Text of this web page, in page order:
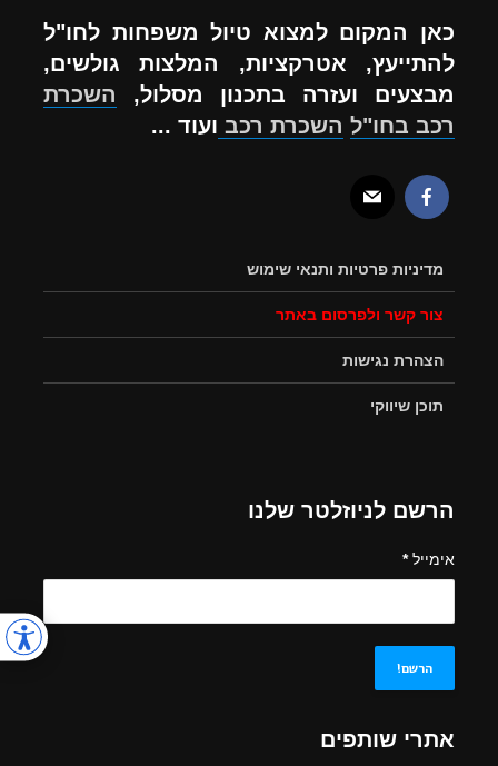
כאן המקום למצוא טיול משפחות לחו"ל
להתייעץ, אטרקציות, המלצות גולשים,
מבצעים ועזרה בתכנון מסלול, השכרת
רכב בחו"ל השכרת רכב ועוד ...
מדיניות פרטיות ותנאי שימוש
צור קשר ולפרסום באתר
הצהרת נגישות
תוכן שיווקי
הרשם לניוזלטר שלנו
אימייל*
אתרי שותפים